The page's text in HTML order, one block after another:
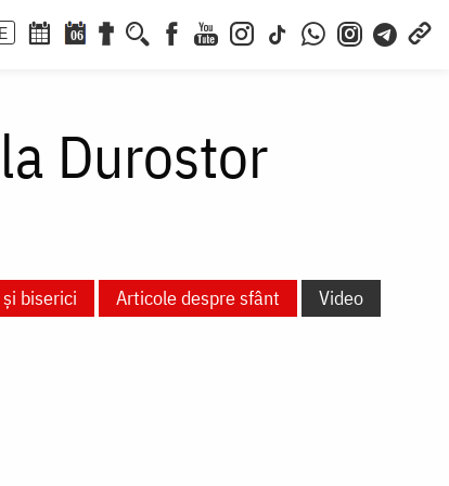
06
Durostor
biserici Articole despre sfânt
Video